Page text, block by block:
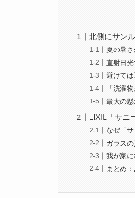
北側にサン
夏の暑
直射日
避けて
「洗濯
最大の
LIXIL「サニ
なぜ「
ガラス
我が家
まとめ